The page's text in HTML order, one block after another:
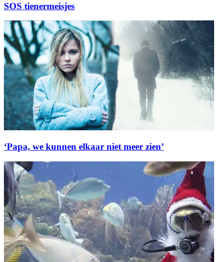
SOS tienermeisjes
‘Papa, we kunnen elkaar niet meer zien’